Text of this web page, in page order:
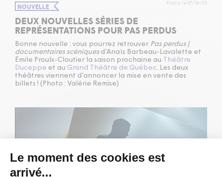
NOUVELLE Publié le 07/06/23
DEUX NOUVELLES SÉRIES DE
REPRÉSENTATIONS POUR PAS PERDUS
Bonne nouvelle : vous pourrez retrouver Pas perdus |
documentaires scéniques d’Anaïs Barbeau-Lavalette et
Émile Proulx-Cloutier la saison prochaine au Théâtre
Duceppe et au Grand Théâtre de Québec. Les deux
théâtres viennent d’annoncer la mise en vente des
billets ! (Photo : Valérie Remise)